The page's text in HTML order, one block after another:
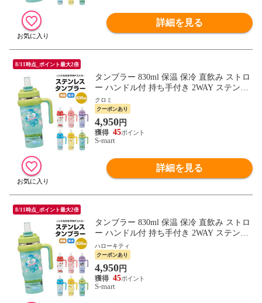
詳細を見る
8/11時点_ポイント最大2倍
タンブラー 830ml 保温 保冷 直飲み ストロ
ー ハンドル付 持ち手付き 2WAY ステンレ
ス ボトル 水筒 大人 子供 キッズ キャラク
ター サンリオ キティ STSTB9
クロミ
クーポンあり
4,950円
45
S-mart
詳細を見る
8/11時点_ポイント最大2倍
タンブラー 830ml 保温 保冷 直飲み ストロ
ー ハンドル付 持ち手付き 2WAY ステンレ
ス ボトル 水筒 大人 子供 キッズ キャラク
ター サンリオ キティ STSTB9
ハローキティ
クーポンあり
4,950円
45
S-mart